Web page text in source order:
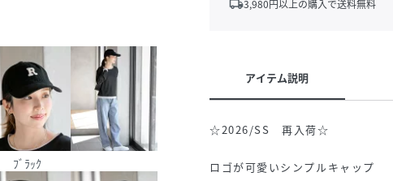
ﾌﾞﾗｯｸ
local_shipping3,980円以上の購入で送料無料
アイテム説明
☆2026/SS 再入荷☆
ロゴが可愛いシンプルキャップ